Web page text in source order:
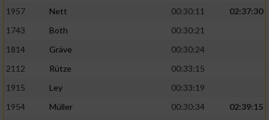
1957
Nett 00:30:11
02:37:30
1743
Both
00:30:21
1814
Gräve
00:30:24
2112
Rütze
00:33:15
1915
Ley
00:33:19
1954
Müller 00:30:34
02:39:15